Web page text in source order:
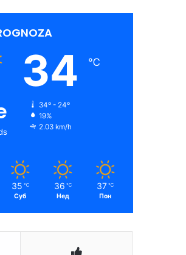
34 ℃
34º - 24º
19%
2.03 km/h
35 ℃
Суб
36 ℃
Нед
37 ℃
Пон